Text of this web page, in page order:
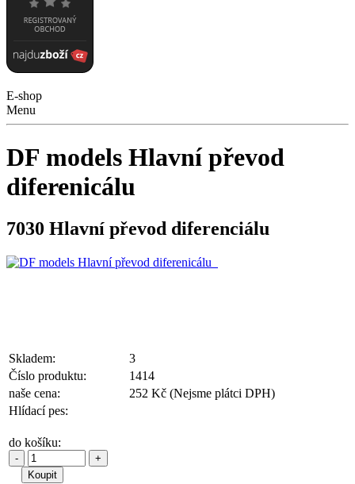
E-shop
Menu
DF models Hlavní převod
diferenicálu
7030 Hlavní převod diferenciálu
Skladem:
3
Číslo produktu:
1414
naše cena:
252 Kč (Nejsme plátci DPH)
Hlídací pes:
do košíku:
- +